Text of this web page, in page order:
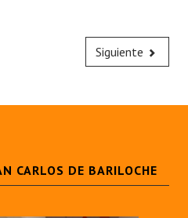
Siguiente
CARLOS DE BARILOCHE